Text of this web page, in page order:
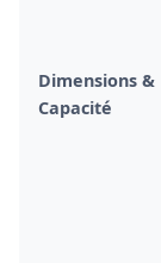
Dimensions &
Capacité